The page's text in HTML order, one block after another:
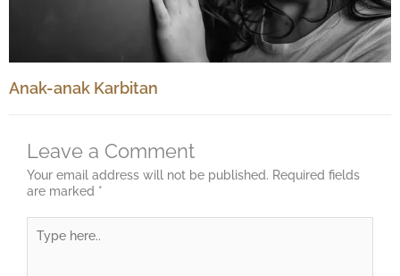
Anak-anak Karbitan
Leave a Comment
Your email address will not be published. Required fields
are marked *
here..